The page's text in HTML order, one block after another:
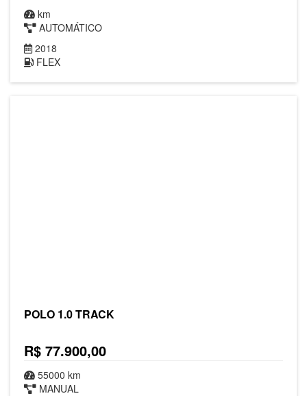
km
AUTOMÁTICO
2018
FLEX
POLO 1.0 TRACK
R$ 77.900,00
55000 km
MANUAL